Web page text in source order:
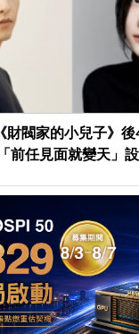
財閥家的小兒子》後
前任見面就變天」